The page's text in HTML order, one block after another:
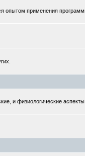
применения
и физиологические